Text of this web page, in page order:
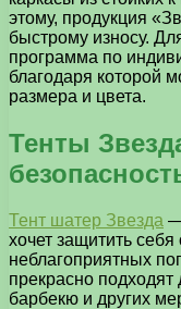
этому, продукция
быстрому износу.
программа по
благодаря которой
размера и цвета.
Тенты
Тент шатер Звезда —
хочет защитить
неблагоприятных
прекрасно
барбекю и других